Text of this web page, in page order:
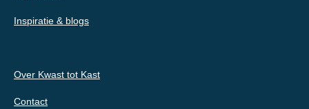
Inspiratie & blogs
Over Kwast tot Kast
Contact